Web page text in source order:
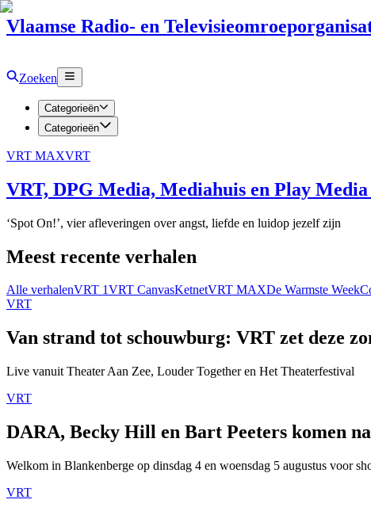
Vlaamse Radio- en
Zoeken
Categorieën
Categorieën
VRT MAXVRT
VRT, DPG Media, Mediahuis en Play
‘Spot On!’, vier afleveringen over angst, liefde en luidop jezelf zijn
Meest recente verhalen
Alle verhalenVRT 1VRT CanvasKetnetVRT MAXDe Warmste Week
VRT
Van strand tot schouwburg: VRT zet deze
Live vanuit Theater Aan Zee, Louder Together en Het Theaterfestival
VRT
DARA, Becky Hill en Bart Peeters komen
Welkom in Blankenberge op dinsdag 4 en woensdag 5 augustus voor
VRT